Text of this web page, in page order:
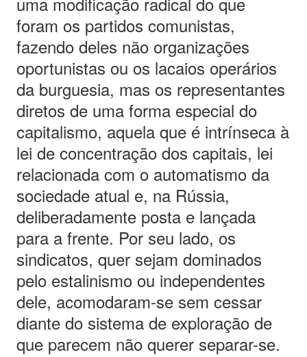
foram os partidos comunistas,
fazendo deles não organizações
oportunistas ou os lacaios operários
da burguesia, mas os representantes
diretos de uma forma especial do
capitalismo, aquela que é intrínseca à
lei de concentração dos capitais, lei
relacionada com o automatismo da
sociedade atual e, na Rússia,
deliberadamente posta e lançada
para a frente. Por seu lado, os
sindicatos, quer sejam dominados
pelo estalinismo ou independentes
dele, acomodaram-se sem cessar
diante do sistema de exploração de
que parecem não querer separar-se.